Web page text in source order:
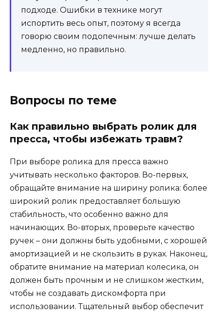
подходе. Ошибки в технике могут
испортить весь опыт, поэтому я всегда
говорю своим подопечным: лучше делать
медленно, но правильно.
Вопросы по теме
Как правильно выбрать ролик для
пресса, чтобы избежать травм?
При выборе ролика для пресса важно
учитывать несколько факторов. Во-первых,
обращайте внимание на ширину ролика: более
широкий ролик предоставляет большую
стабильность, что особенно важно для
начинающих. Во-вторых, проверьте качество
ручек – они должны быть удобными, с хорошей
амортизацией и не скользить в руках. Наконец,
обратите внимание на материал колесика, он
должен быть прочным и не слишком жестким,
чтобы не создавать дискомфорта при
использовании. Тщательный выбор обеспечит